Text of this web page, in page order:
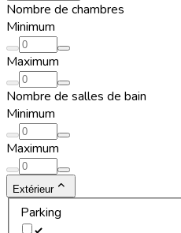
Nombre de chambres
Minimum
Maximum
Nombre de salles de bain
Minimum
Maximum
Extérieur
Parking